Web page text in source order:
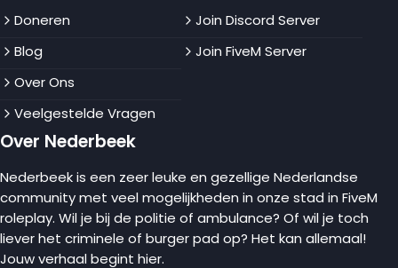
Doneren
Blog
Over Ons
Veelgestelde Vragen
Join Discord Server
Join FiveM Server
Over Nederbeek
Nederbeek is een zeer leuke en gezellige Nederlandse
community met veel mogelijkheden in onze stad in FiveM
roleplay. Wil je bij de politie of ambulance? Of wil je toch
liever het criminele of burger pad op? Het kan allemaal!
Jouw verhaal begint hier.